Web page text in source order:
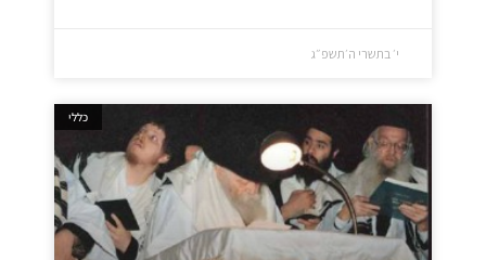
י׳ בתשרי ה׳תשפ״ג
כללי